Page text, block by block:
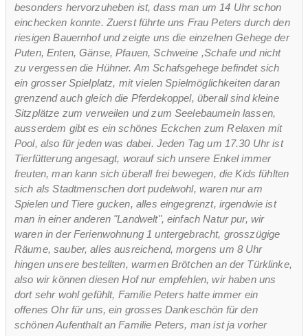
besonders hervorzuheben ist, dass man um 14 Uhr schon
einchecken konnte. Zuerst führte uns Frau Peters durch den
riesigen Bauernhof und zeigte uns die einzelnen Gehege der
Puten, Enten, Gänse, Pfauen, Schweine ,Schafe und nicht
zu vergessen die Hühner. Am Schafsgehege befindet sich
ein grosser Spielplatz, mit vielen Spielmöglichkeiten daran
grenzend auch gleich die Pferdekoppel, überall sind kleine
Sitzplätze zum verweilen und zum Seelebaumeln lassen,
ausserdem gibt es ein schönes Eckchen zum Relaxen mit
Pool, also für jeden was dabei. Jeden Tag um 17.30 Uhr ist
Tierfütterung angesagt, worauf sich unsere Enkel immer
freuten, man kann sich überall frei bewegen, die Kids fühlten
sich als Stadtmenschen dort pudelwohl, waren nur am
Spielen und Tiere gucken, alles eingegrenzt, irgendwie ist
man in einer anderen "Landwelt", einfach Natur pur, wir
waren in der Ferienwohnung 1 untergebracht, grosszügige
Räume, sauber, alles ausreichend, morgens um 8 Uhr
hingen unsere bestellten, warmen Brötchen an der Türklinke,
also wir können diesen Hof nur empfehlen, wir haben uns
dort sehr wohl gefühlt, Familie Peters hatte immer ein
offenes Ohr für uns, ein grosses Dankeschön für den
schönen Aufenthalt an Familie Peters, man ist ja vorher